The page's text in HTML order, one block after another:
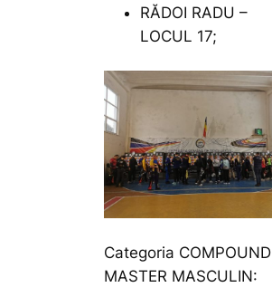
RĂDOI RADU –
LOCUL 17;
Categoria COMPOUND
MASTER MASCULIN: